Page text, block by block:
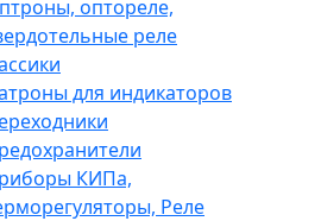
оптореле,
реле
для индикаторов
КИПа,
Реле